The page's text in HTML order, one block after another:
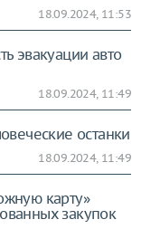
18.09.2024, 11:53
эвакуации авто
18.09.2024, 11:49
останки
18.09.2024, 11:49
карту»
закупок